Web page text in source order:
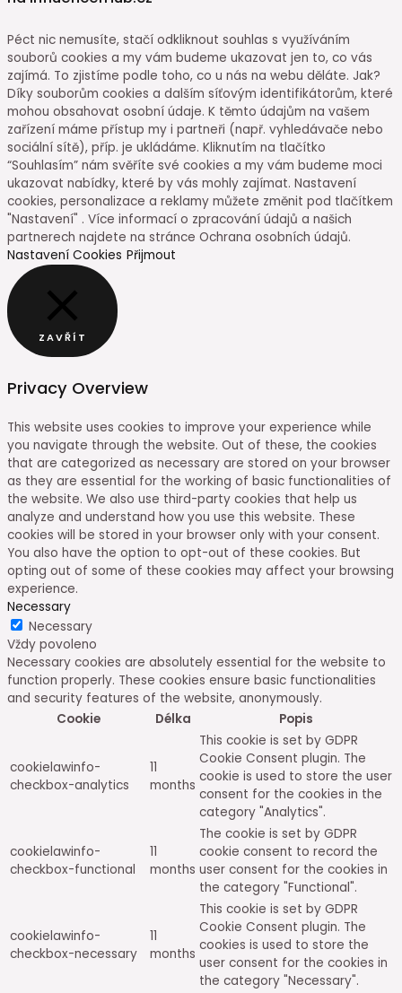
Péct nic nemusíte, stačí odkliknout souhlas s využíváním
souborů cookies a my vám budeme ukazovat jen to, co vás
zajímá. To zjistíme podle toho, co u nás na webu děláte. Jak?
Díky souborům cookies a dalším síťovým identifikátorům, které
mohou obsahovat osobní údaje. K těmto údajům na vašem
zařízení máme přístup my i partneři (např. vyhledávače nebo
sociální sítě), příp. je ukládáme. Kliknutím na tlačítko
“Souhlasím” nám svěříte své cookies a my vám budeme moci
ukazovat nabídky, které by vás mohly zajímat. Nastavení
cookies, personalizace a reklamy můžete změnit pod tlačítkem
"Nastavení" . Více informací o zpracování údajů a našich
partnerech najdete na stránce Ochrana osobních údajů.
Nastavení Cookies Přijmout
ZAVŘÍT
Privacy Overview
This website uses cookies to improve your experience while
you navigate through the website. Out of these, the cookies
that are categorized as necessary are stored on your browser
as they are essential for the working of basic functionalities of
the website. We also use third-party cookies that help us
analyze and understand how you use this website. These
cookies will be stored in your browser only with your consent.
You also have the option to opt-out of these cookies. But
opting out of some of these cookies may affect your browsing
experience.
Necessary
Necessary
Vždy povoleno
Necessary cookies are absolutely essential for the website to
function properly. These cookies ensure basic functionalities
and security features of the website, anonymously.
Cookie
Délka Popis
cookielawinfo-
checkbox-analytics
11
months
This cookie is set by GDPR
Cookie Consent plugin. The
cookie is used to store the user
consent for the cookies in the
category "Analytics".
cookielawinfo-
checkbox-functional
11
months
The cookie is set by GDPR
cookie consent to record the
user consent for the cookies in
the category "Functional".
cookielawinfo-
checkbox-necessary
11
months
This cookie is set by GDPR
Cookie Consent plugin. The
cookies is used to store the
user consent for the cookies in
the category "Necessary".